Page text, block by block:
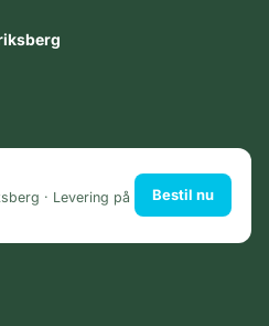
· Levering på
Bestil nu